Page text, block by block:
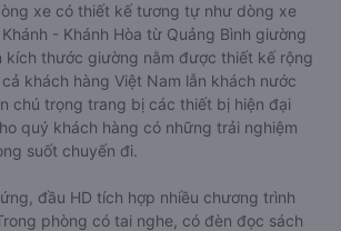
xe có thiết kế tương tự như dòng xe
- Khánh Hòa từ Quảng Bình giường
kích thước giường nằm được thiết kế rộng
khách hàng Việt Nam lẫn khách nước
chú trọng trang bị các thiết bị hiện đại
quý khách hàng có những trải nghiệm
suốt chuyến đi.
đầu HD tích hợp nhiều chương trình
phòng có tai nghe, có đèn đọc sách